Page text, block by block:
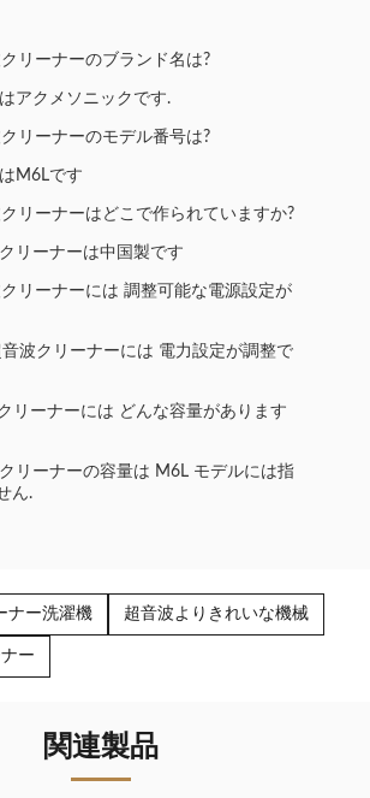
リーナーのブランド名は?
アクメソニックです.
リーナーのモデル番号は?
M6Lです
リーナーはどこで作られていますか?
リーナーは中国製です
リーナーには 調整可能な電源設定が
波クリーナーには 電力設定が調整で
リーナーには どんな容量があります
リーナーの容量は M6L モデルには指
ん.
ナー洗濯機 超音波よりきれいな機械
ー
関連製品